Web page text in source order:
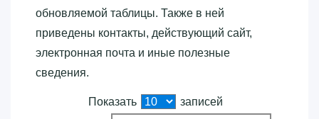
обновляемой таблицы. Также в ней
приведены контакты, действующий сайт,
электронная почта и иные полезные
сведения.
Показать
записей